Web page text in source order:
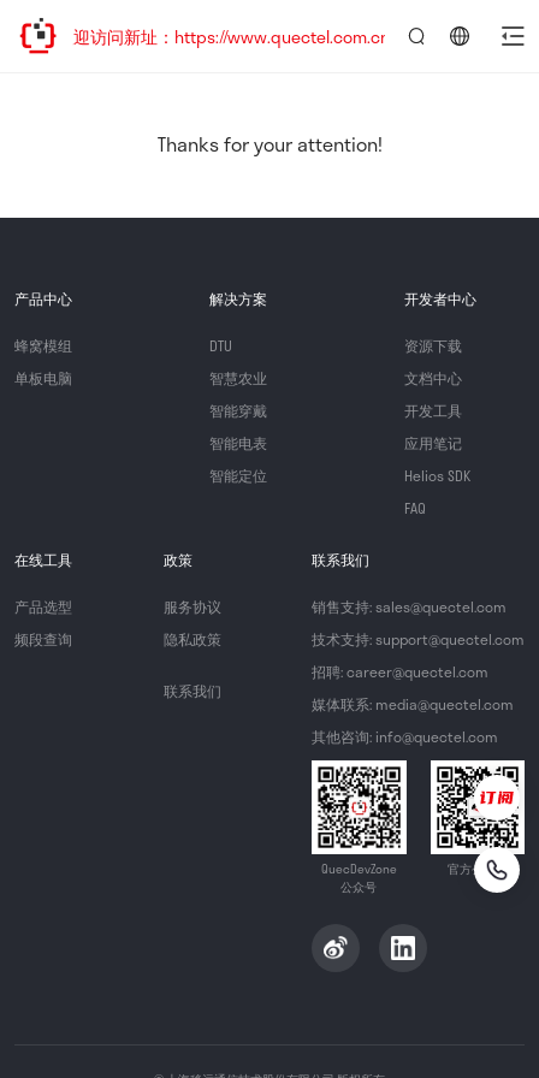
移，欢迎访问新址：https://www.quectel.com.cn
Thanks for your attention!
产品中心
蜂窝模组
单板电脑
解决方案
DTU
智慧农业
智能穿戴
智能电表
智能定位
开发者中心
资源下载
文档中心
开发工具
应用笔记
Helios SDK
FAQ
在线工具
产品选型
频段查询
政策
服务协议
隐私政策
联系我们
联系我们
销售支持: sales@quectel.com
技术支持: support@quectel.com
招聘: career@quectel.com
媒体联系: media@quectel.com
其他咨询: info@quectel.com
QuecDevZone
公众号
官方公众号